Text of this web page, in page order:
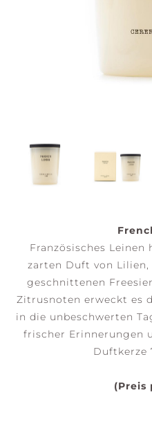
Französisches
zarten Duft von
geschnittenen
Zitrusnoten erweckt es
in die unbeschwerten
frischer Erinnerungen
Duftkerze
(Preis